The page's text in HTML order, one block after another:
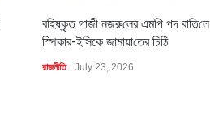
বহিষ্কৃত গাজী নজরু‌লের এম‌পি পদ বা‌তি‌লে
স্পিকার-ইসিকে জামায়া‌তের চি‌ঠি
রাজনীতি July 23, 2026